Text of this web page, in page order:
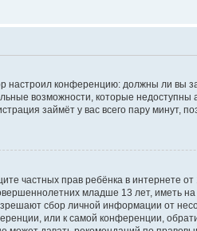
настроил конференцию: должны ли вы
возможности, которые
займёт у вас всего пару минут,
частных прав ребёнка в интернете
младше 13 лет, иметь на
сбор личной информации от
или к самой конференции,